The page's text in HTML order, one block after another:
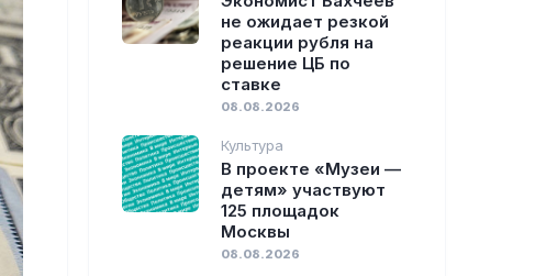
не ожидает резкой
реакции рубля на
решение ЦБ по
ставке
08.08.2026
Культура
В проекте «Музеи —
детям» участвуют
125 площадок
Москвы
08.08.2026